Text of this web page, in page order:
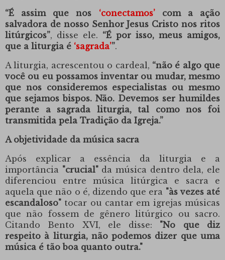
“É assim que nos ‘conectamos’com a ação
salvadora de nosso Senhor Jesus Cristo nos ritos
litúrgicos”, disse ele. “É por isso, meus amigos,
que a liturgia é ‘sagrada’”.
A liturgia, acrescentou o cardeal, “não é algo que
você ou eu possamos inventar ou mudar, mesmo
que nos consideremos especialistas ou mesmo
que sejamos bispos. Não. Devemos ser humildes
perante a sagrada liturgia, tal como nos foi
transmitida pela Tradição da Igreja.”
A objetividade da música sacra
Após explicar a essência da liturgia e a
importância "crucial"da música dentro dela, ele
diferenciou entre música litúrgica e sacra e
aquela que não o é, dizendo que era "às vezes até
escandaloso" tocar ou cantar em igrejas músicas
que não fossem de gênero litúrgico ou sacro.
Citando Bento XVI, ele disse: "No que diz
respeito à liturgia, não podemos dizer que uma
música é tão boa quanto outra."